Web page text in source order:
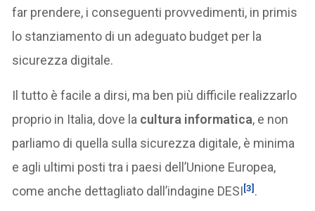
far prendere, i conseguenti provvedimenti, in primis
lo stanziamento di un adeguato budget per la
sicurezza digitale.
Il tutto è facile a dirsi, ma ben più difficile realizzarlo
proprio in Italia, dove la cultura informatica, e non
parliamo di quella sulla sicurezza digitale, è minima
e agli ultimi posti tra i paesi dell’Unione Europea,
come anche dettagliato dall’indagine DESI[3] .